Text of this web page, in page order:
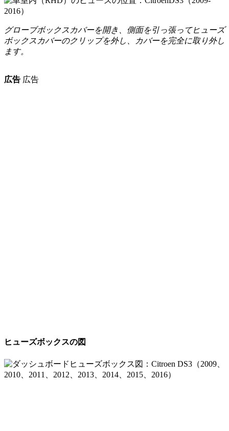
グローブボックスカバーを開き、側面を引っ張ってヒューズ
ボックスカバーのクリップを外し、カバーを完全に取り外し
ます。
広告 広告
ヒューズボックスの図